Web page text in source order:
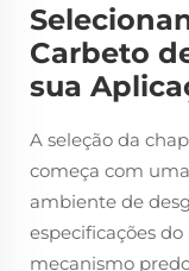
Carbeto
sua
A seleção da
começa com
ambiente de
especificações
mecanismo